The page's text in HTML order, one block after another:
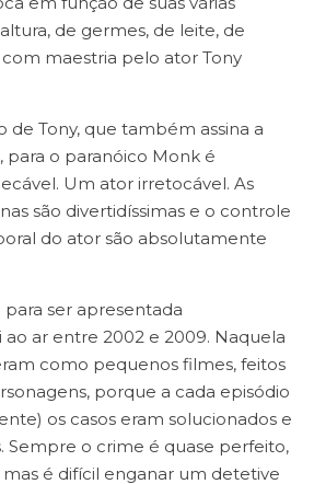
de germes, de leite, de
maestria pelo ator Tony
de Tony, que também assina a
para o paranóico Monk é
Um ator irretocável. As
são divertidíssimas e o controle
do ator são absolutamente
ser apresentada
ar entre 2002 e 2009. Naquela
como pequenos filmes, feitos
porque a cada episódio
os casos eram solucionados e
Sempre o crime é quase perfeito,
é difícil enganar um detetive